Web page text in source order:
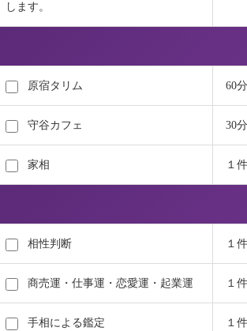
します。
原宿タリム 60
守谷カフェ 30
家相 １
相性判断 １
商売運・仕事運・恋愛運・起業運 １
手相による鑑定
１